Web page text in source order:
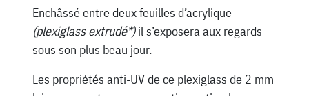
Enchâssé entre deux feuilles d’acrylique
(plexiglass extrudé*)il s’exposera aux regards
sous son plus beau jour.
Les propriétés anti-UV de ce plexiglass de 2 mm